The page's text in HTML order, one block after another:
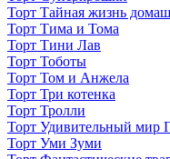
Торт Тайная жизнь
Торт Тима и Тома
Торт Тини Лав
Торт Тоботы
Торт Том и Анжела
Торт Три котенка
Торт Тролли
Торт Удивительный мир
Торт Уми Зуми